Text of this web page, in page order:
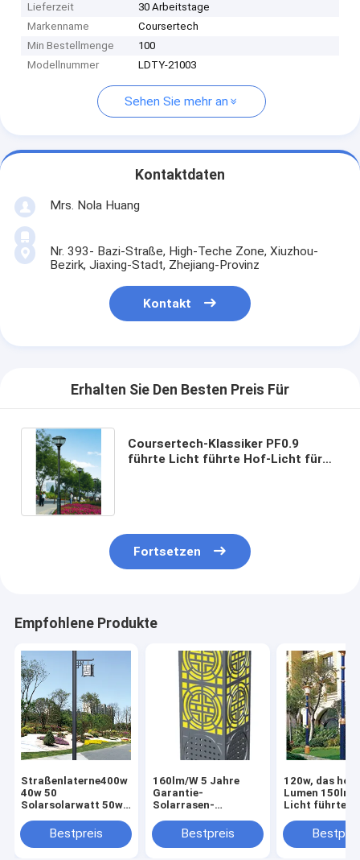
Lieferzeit
30 Arbeitstage
Markenname
Coursertech
Min Bestellmenge
100
Modellnummer
LDTY-21003
Sehen Sie mehr an
Kontaktdaten
Mrs. Nola Huang
Nr. 393- Bazi-Straße, High-Teche Zone, Xiuzhou-
Bezirk, Jiaxing-Stadt, Zhejiang-Provinz
Kontakt
Erhalten Sie Den Besten Preis Für
Coursertech-Klassiker PF0.9
führte Licht führte Hof-Licht für
Fortsetzen
Empfohlene Produkte
Straßenlaterne400w
40w 50
Solarsolarwatt 50w
führte angetriebenes
helles Hoflicht
Bestpreis
160lm/W 5 Jahre
Garantie-
Solarrasen-
Beleuchtung mit
Funktionshoflicht
Bestpreis
120w, das
Lumen 150lm/
Licht führte,
Bezirke und
arbeiten im